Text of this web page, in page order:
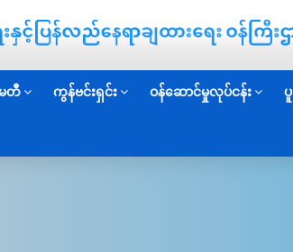
တီ ကွန်ဗင်းရှင်း ဝန်ဆောင်မှုလုပ်ငန်း